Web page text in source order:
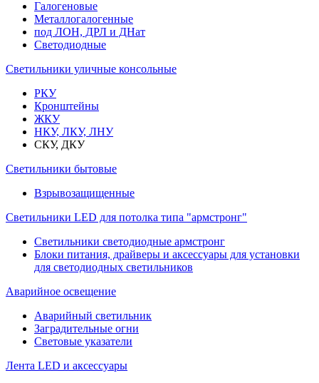
Галогеновые
Металлогалогенные
под ЛОН, ДРЛ и ДНат
Светодиодные
Светильники уличные консольные
РКУ
Кронштейны
ЖКУ
НКУ, ЛКУ, ЛНУ
СКУ, ДКУ
Светильники бытовые
Взрывозащищенные
Светильники LED для потолка типа "армстронг"
Светильники светодиодные армстронг
Блоки питания, драйверы и аксессуары для установки
для светодиодных светильников
Аварийное освещение
Аварийный светильник
Заградительные огни
Световые указатели
Лента LED и аксессуары